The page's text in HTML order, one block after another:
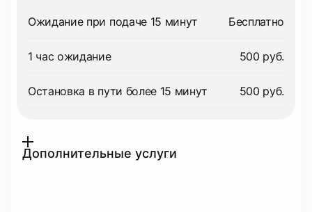
Ожидание при подаче 15 минут Бесплатно
1 час ожидание 500 руб.
Остановка в пути более 15 минут 500 руб.
Дополнительные услуги